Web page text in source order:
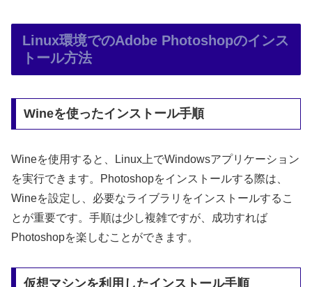
Linux環境でのAdobe Photoshopのインス
トール方法
Wineを使ったインストール手順
Wineを使用すると、Linux上でWindowsアプリケーション
を実行できます。Photoshopをインストールする際は、
Wineを設定し、必要なライブラリをインストールするこ
とが重要です。手順は少し複雑ですが、成功すれば
Photoshopを楽しむことができます。
仮想マシンを利用したインストール手順